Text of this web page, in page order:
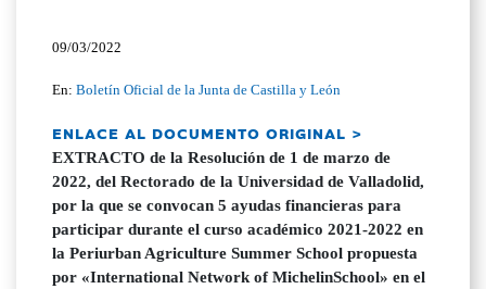
09/03/2022
En:Boletín Oficial de la Junta de Castilla y León
ENLACE AL DOCUMENTO ORIGINAL >
EXTRACTO de la Resolución de 1 de marzo de
2022, del Rectorado de la Universidad de Valladolid,
por la que se convocan 5 ayudas financieras para
participar durante el curso académico 2021-2022 en
la Periurban Agriculture Summer School propuesta
por «International Network of MichelinSchool» en el